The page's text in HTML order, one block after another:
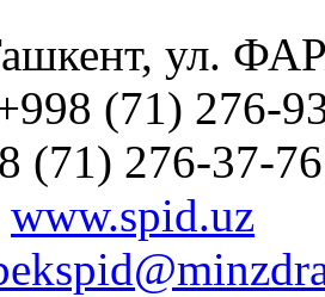
ул.
(71) 276-
(71) 276-37-76
www.spid.uz